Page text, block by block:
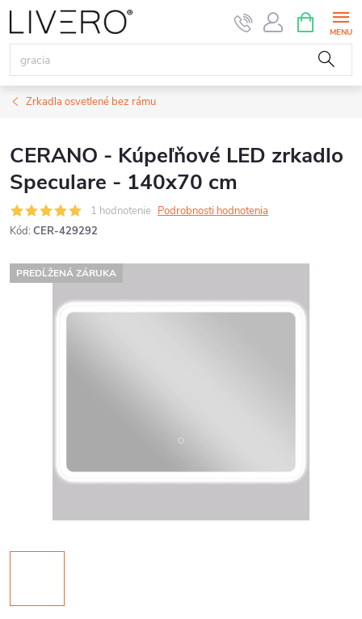
Prejsť
na
obsah
KOŠÍK
Zrkadla osvetlené bez rámu
CERANO - Kúpeľňové LED zrkadlo
Speculare - 140x70 cm
1 hodnotenie Podrobnosti hodnotenia
Kód: CER-429292
PREDĹŽENÁ ZÁRUKA